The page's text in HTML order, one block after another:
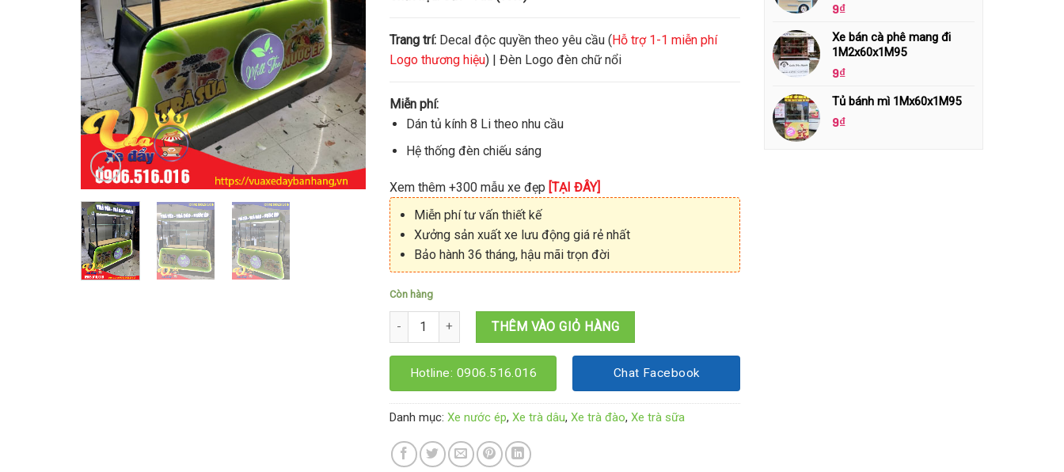
Trang trí: Decal độc quyền theo yêu cầu (Hỗ trợ 1-1 miễn phí
Logo thương hiệu) | Đèn Logo đèn chữ nổi
Miễn phí:
Dán tủ kính 8 Li theo nhu cầu
Hệ thống đèn chiếu sáng
Xem thêm +300 mẫu xe đẹp [TẠI ĐÂY]
Miễn phí tư vấn thiết kế
Xưởng sản xuất xe lưu động giá rẻ nhất
Bảo hành 36 tháng, hậu mãi trọn đời
Còn hàng
Xe trà sữa trà đào nước ép 1M4x60x1M95 số lượng
THÊM VÀO GIỎ HÀNG
Hotline: 0906.516.016 Chat Facebook
Danh mục: Xe nước ép, Xe trà dâu, Xe trà đào, Xe trà sữa
9₫
Xe bán cà phê mang đi
1M2x60x1M95
9₫
Tủ bánh mì 1Mx60x1M95
9₫